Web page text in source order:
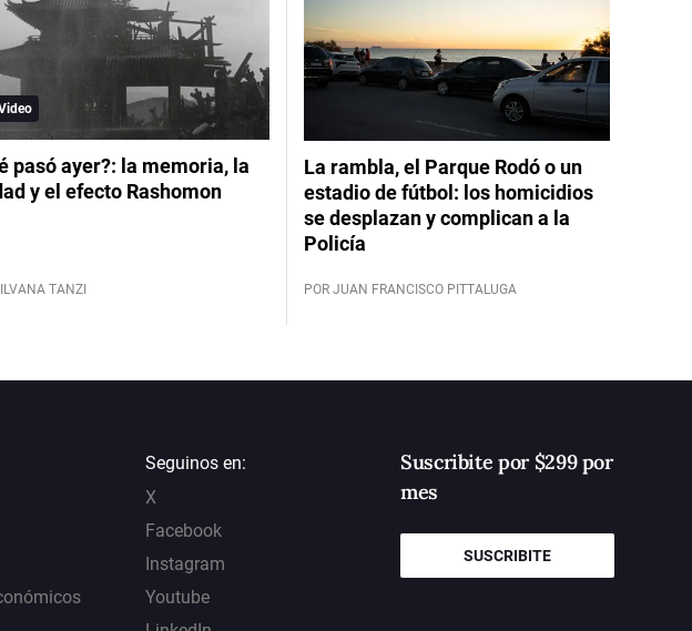
pasó ayer?: la memoria, la
y el efecto Rashomon
TANZI
La rambla, el Parque Rodó o un
estadio de fútbol: los homicidios
se desplazan y complican a la
Policía
POR JUAN FRANCISCO PITTALUGA
Seguinos en:
X
Facebook
Instagram
Youtube
Suscribite por $299 por
mes
SUSCRIBITE